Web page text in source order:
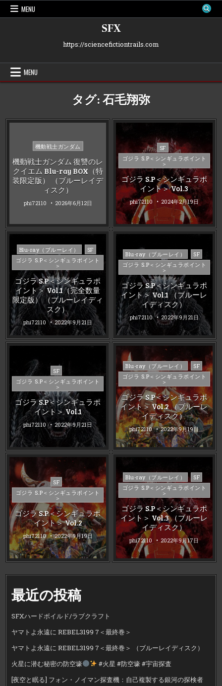
Skip
MENU
SFX
https://sciencefictiontrails.com
MENU
タグ:石毛翔弥
Posted
機動戦士ガンダム
機動戦士ガンダム 復讐のレ
クイエム Blu-ray BOX（特
装限定版） （ブルーレイデ
ィスク）
phi72110 2026年6月12日
Posted
in
SF
ゴジラ S.P＜シンギュラポイント
＞
ゴジラ S.P＜シンギュラポ
イント＞ Vol.3
phi72110 2024年2月19日
Posted
in
Blu-ray（ブルーレイ）
SF
ゴジラ S.P＜シンギュラポイント
＞
ゴジラ S.P＜シンギュラポ
イント＞ Vol.1（完全数量
限定版） （ブルーレイディ
スク）
phi72110 2022年9月21日
Posted
in
Blu-ray（ブルーレイ）
SF
ゴジラ S.P＜シンギュラポイント
＞
ゴジラ S.P＜シンギュラポ
イント＞ Vol.1 （ブルーレ
イディスク）
phi72110 2022年9月21日
Posted
in
SF
ゴジラ S.P＜シンギュラポイント
＞
ゴジラ S.P＜シンギュラポ
イント＞ Vol.1
phi72110 2022年9月21日
Posted
in
Blu-ray（ブルーレイ）
SF
ゴジラ S.P＜シンギュラポイント
＞
ゴジラ S.P＜シンギュラポ
イント＞ Vol.2 （ブルーレ
イディスク）
phi72110 2022年9月19日
Posted
in
SF
ゴジラ S.P＜シンギュラポイント
＞
ゴジラ S.P＜シンギュラポ
イント＞ Vol.2
phi72110 2022年9月19日
Posted
in
Blu-ray（ブルーレイ）
SF
ゴジラ S.P＜シンギュラポイント
＞
ゴジラ S.P＜シンギュラポ
イント＞ Vol.3 （ブルーレ
イディスク）
phi72110 2022年9月17日
最近の投稿
SFXハードボイルド/ラブクラフト
ヤマトよ永遠に REBEL3199 7＜最終巻＞
ヤマトよ永遠に REBEL3199 7＜最終巻＞ （ブルーレイディスク）
火星に潜む秘密の防空壕
#火星 #防空壕 #宇宙探査
[夜空と眠る] フォン・ノイマン探査機：自己複製する銀河の探検者